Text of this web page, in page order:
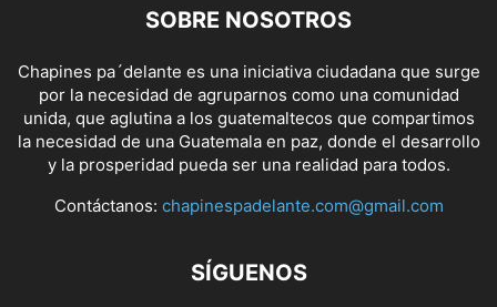
SOBRE NOSOTROS
Chapines pa´delante es una iniciativa ciudadana que surge
por la necesidad de agruparnos como una comunidad
unida, que aglutina a los guatemaltecos que compartimos
la necesidad de una Guatemala en paz, donde el desarrollo
y la prosperidad pueda ser una realidad para todos.
Contáctanos: chapinespadelante.com@gmail.com
SÍGUENOS